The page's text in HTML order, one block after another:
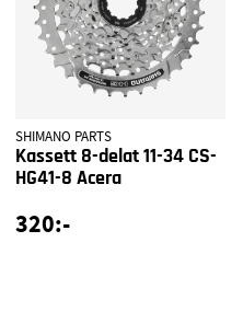
SHIMANO PARTS
Kassett 8-delat 11-34 CS-
HG41-8 Acera
320:-